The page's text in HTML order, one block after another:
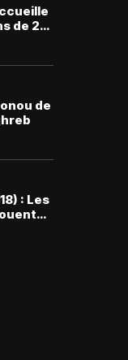
de 20
de
: Les